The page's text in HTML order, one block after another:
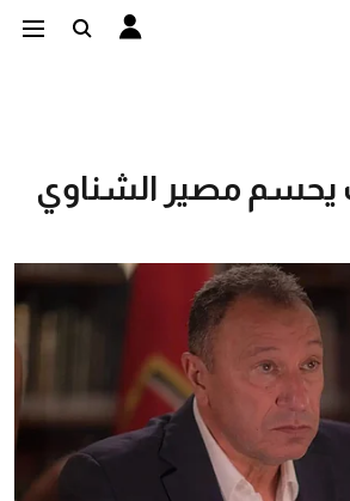
يحسم مصير الشناوي